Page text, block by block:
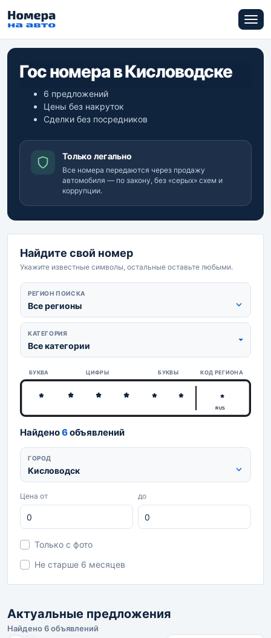
Гос номера в Кисловодске
6 предложений
Цены без накруток
Сделки без посредников
Только легально
Все номера передаются через продажу
автомобиля — по закону, без «серых» схем и
коррупции.
Найдите свой номер
Укажите известные символы, остальные оставьте любыми.
РЕГИОН ПОИСКА
Все регионы
КАТЕГОРИЯ
Все категории
БУКВА ЦИФРЫ БУКВЫ КОД РЕГИОНА
RUS
Найдено6объявлений
ГОРОД
Кисловодск
Цена от до
Только с фото
Не старше 6 месяцев
Актуальные предложения
Найдено 6 объявлений